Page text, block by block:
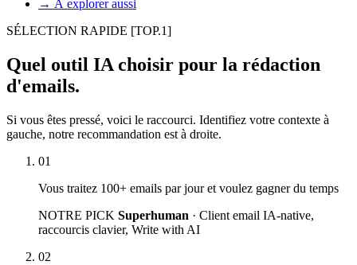
→ À explorer aussi
SÉLECTION RAPIDE [TOP.1]
Quel outil IA choisir pour la rédaction
d'emails.
Si vous êtes pressé, voici le raccourci. Identifiez votre contexte à
gauche, notre recommandation est à droite.
01
Vous traitez 100+ emails par jour et voulez gagner du temps
NOTRE PICK Superhuman · Client email IA-native,
raccourcis clavier, Write with AI
02